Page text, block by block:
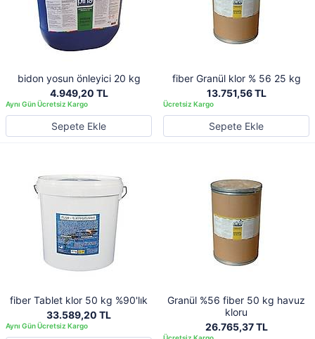
bidon yosun önleyici 20 kg
4.949,20 TL
Sepete Ekle
fiber Granül klor % 56 25 kg
13.751,56 TL
Sepete Ekle
fiber Tablet klor 50 kg %90'lık
33.589,20 TL
Granül %56 fiber 50 kg havuz
kloru
26.765,37 TL